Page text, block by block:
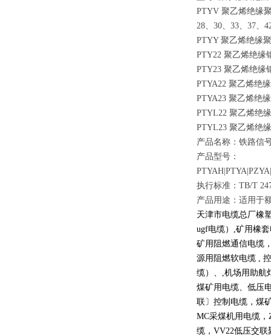
PTYV 聚乙烯绝缘
28、30、33、37、
PTYY 聚乙烯绝缘
PTY22 聚乙烯绝缘
PTY23 聚乙烯绝缘
PTYA22 聚乙烯绝
PTYA23 聚乙烯绝
PTYL22 聚乙烯绝
PTYL23 聚乙烯绝
产品名称：铁路信
产品型号：
执行标准：TB/T
产品用途：适用于
天津市电缆总厂橡
ugf电缆）,矿用橡
矿用阻燃通信电缆
源用阻燃软电缆 ,
缆）、,机场用助航
煤矿用电缆、低压
联〕控制电缆，煤
MC采煤机用电缆
缆，VV22低压交